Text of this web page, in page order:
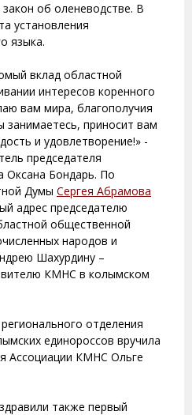
об оленеводстве. В
установления
языка.
вклад областной
интересов коренного
вам мира, благополучия
занимаетесь, приносит вам
и удовлетворение!» -
председателя
Оксана Бондарь. По
Думы Сергея Абрамова
адрес председателю
общественной
народов и
Шахурдину –
КМНС в колымском
отделения
единороссов вручила
Ассоциации КМНС Ольге
также первый